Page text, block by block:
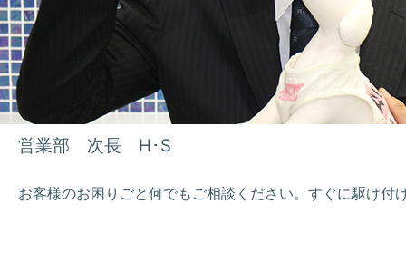
営業部 次長 H･S
お客様のお困りごと何でもご相談ください。すぐに駆け付